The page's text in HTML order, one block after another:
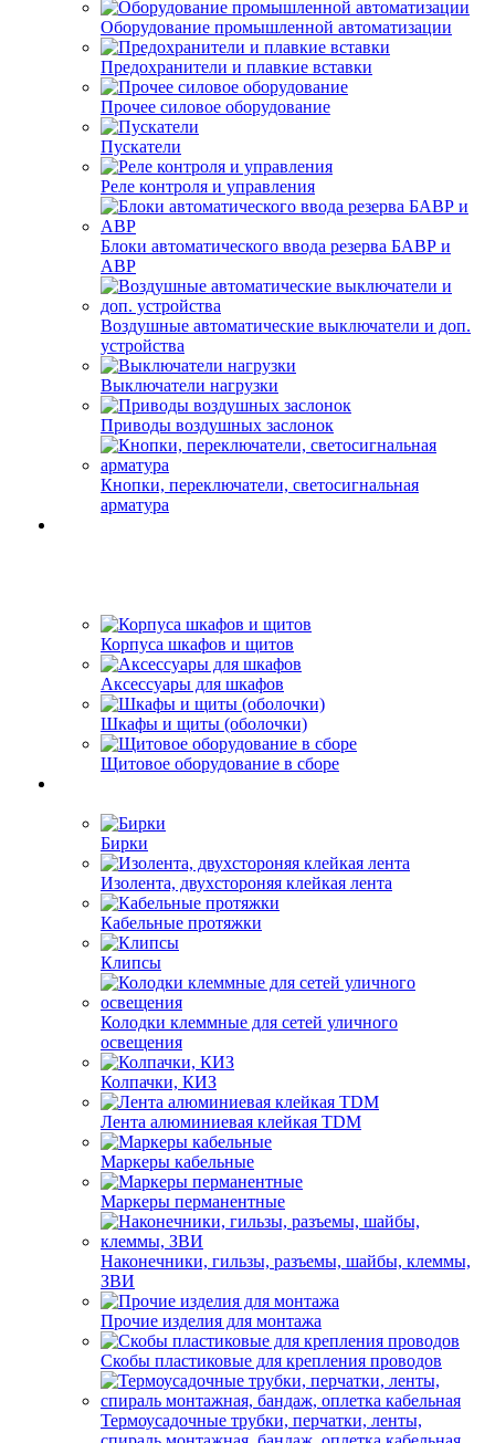
Оборудование промышленной автоматизации
Предохранители и плавкие вставки
Прочее силовое оборудование
Пускатели
Реле контроля и управления
Блоки автоматического ввода резерва БАВР и
АВР
Воздушные автоматические выключатели и доп.
устройства
Выключатели нагрузки
Приводы воздушных заслонок
Кнопки, переключатели, светосигнальная
арматура
Корпуса шкафов и щитов
Аксессуары для шкафов
Шкафы и щиты (оболочки)
Щитовое оборудование в сборе
Бирки
Изолента, двухстороняя клейкая лента
Кабельные протяжки
Клипсы
Колодки клеммные для сетей уличного
освещения
Колпачки, КИЗ
Лента алюминиевая клейкая TDM
Маркеры кабельные
Маркеры перманентные
Наконечники, гильзы, разъемы, шайбы, клеммы,
ЗВИ
Прочие изделия для монтажа
Скобы пластиковые для крепления проводов
Термоусадочные трубки, перчатки, ленты,